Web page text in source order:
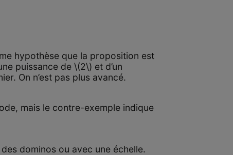
hypothèse que la proposition est
puissance de \(2\) et d’un
On n’est pas plus avancé.
mais le contre-exemple indique
dominos ou avec une échelle.